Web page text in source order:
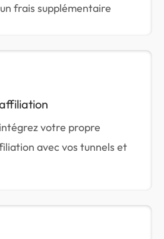
frais supplémentaire
votre propre
avec vos tunnels et